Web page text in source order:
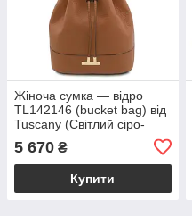
Жіноча сумка — відро
TL142146 (bucket bag) від
Tuscany (Світлий сіро-
5 670 ₴
Купити